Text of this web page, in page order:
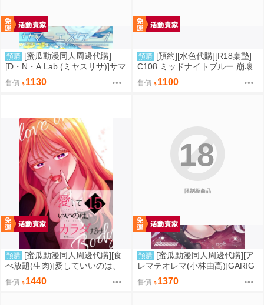
預購 [蜜瓜動漫同人周邊代購]
[D・N・A.Lab.(ミヤスリサ)]サマ
ーエスケープ【A5アクリルフィ
ギュア】(A5壓克力立牌特典版)
售價 1130
預購 [預約][水色代購][R18桌墊]
C108 ミッドナイトブルー 崩壞
星穹鐵道 火花 誘惑
售價 1100
預購 [蜜瓜動漫同人周邊代購][食
べ放題(生肉)]愛していいのは、
カラダだけ15【A5アクリルスタ
ンド】(A5壓克力立牌特典版)(同
售價 1440
限制級商品
18
預購 [蜜瓜動漫同人周邊代購][ア
レマテオレマ(小林由高)]GARIG
ARI145【A5アクリルスタンド】
(蔚藍檔案)(A5壓克力立牌特典版)
售價 1370